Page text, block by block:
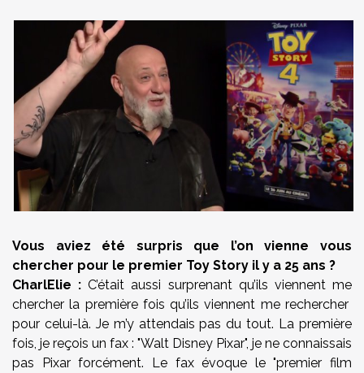
Vous aviez été surpris que l’on vienne vous
chercher pour le premier Toy Story il y a 25 ans ?
CharlElie : C’était aussi surprenant qu’ils viennent me
chercher la première fois qu’ils viennent me rechercher
pour celui-là. Je m’y attendais pas du tout. La première
fois, je reçois un fax : "Walt Disney Pixar", je ne connaissais
pas Pixar forcément. Le fax évoque le "premier film